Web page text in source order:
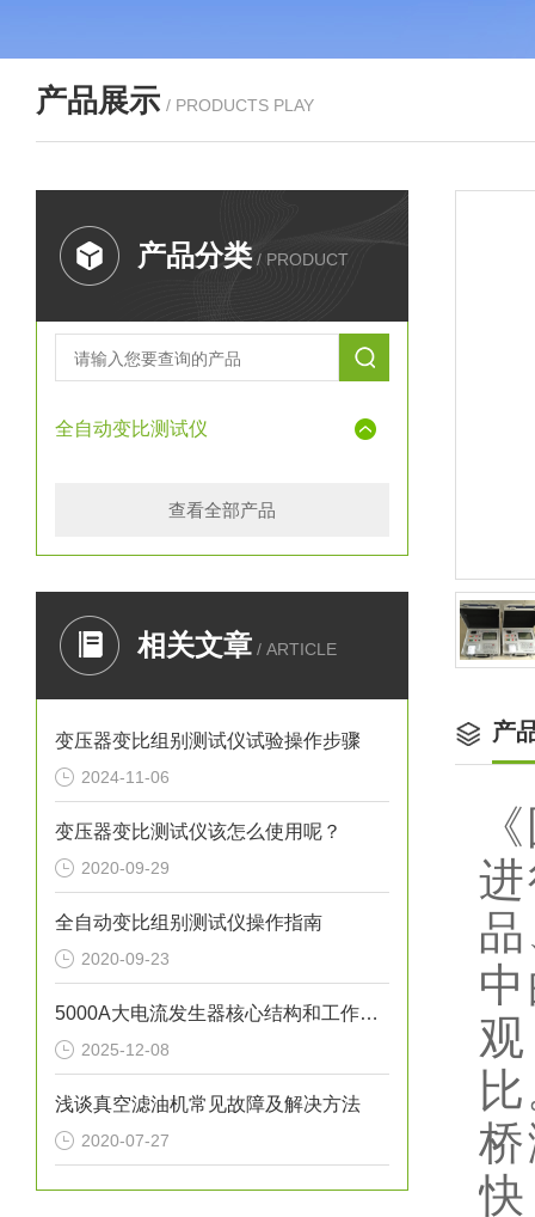
产品展示 / PRODUCTS PLAY
产品分类 / PRODUCT
全自动变比测试仪
查看全部产品
相关文章 / ARTICLE
变压器变比组别测试仪试验操作步骤
2024-11-06
变压器变比测试仪该怎么使用呢？
2020-09-29
全自动变比组别测试仪操作指南
2020-09-23
5000A大电流发生器核心结构和工作流程
2025-12-08
浅谈真空滤油机常见故障及解决方法
2020-07-27
产
快